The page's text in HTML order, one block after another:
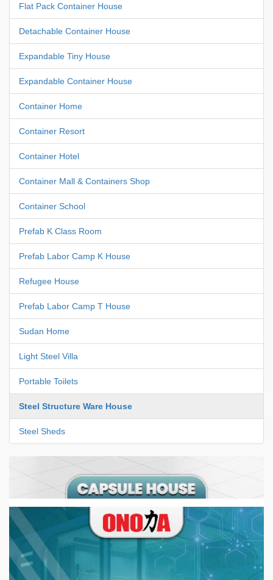
Flat Pack Container House
Detachable Container House
Expandable Tiny House
Expandable Container House
Container Home
Container Resort
Container Hotel
Container Mall & Containers Shop
Container School
Prefab K Class Room
Prefab Labor Camp K House
Refugee House
Prefab Labor Camp T House
Sudan Home
Light Steel Villa
Portable Toilets
Steel Structure Ware House
Steel Sheds